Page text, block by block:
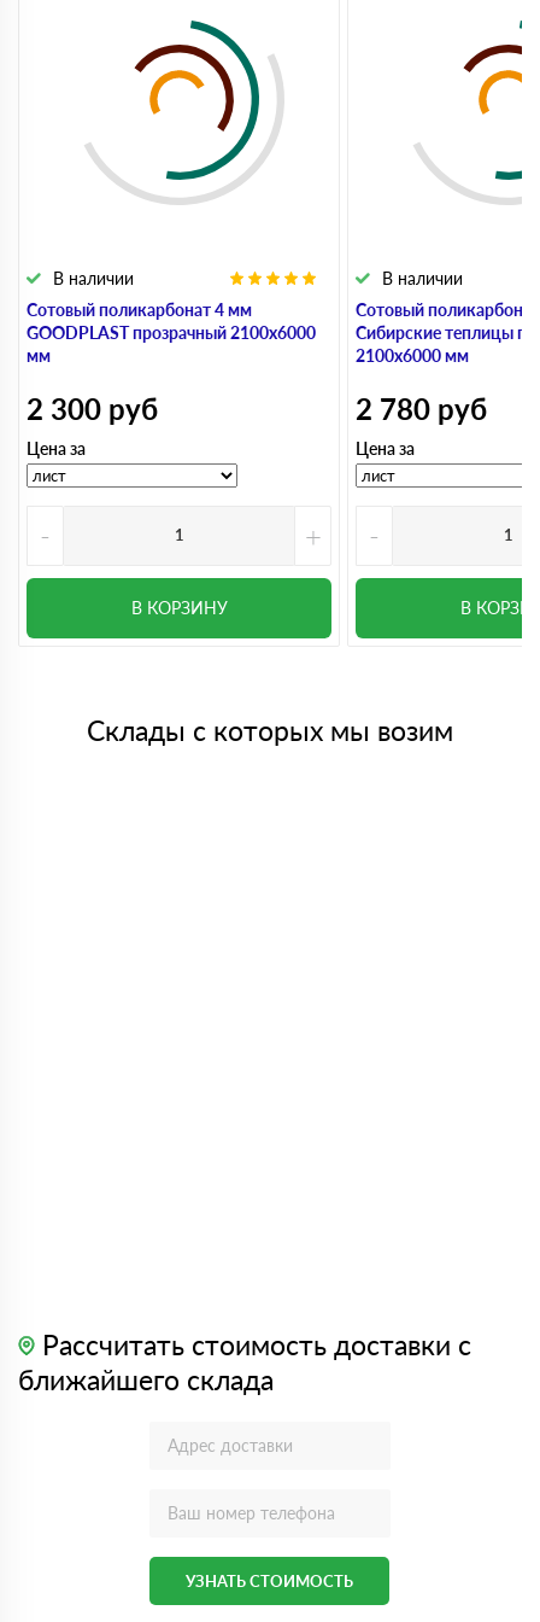
Сотовый поликарбонат 4 мм
GOODPLAST прозрачный 2100х6000
мм
В наличии
2 300 руб
Цена за
- +
В КОРЗИНУ
Сотовый
Сибирские теплицы
2100х6000 мм
В наличии
2 780 руб
Цена за
-
В
Склады с которых мы возим
Рассчитать стоимость доставки с
ближайшего склада
УЗНАТЬ СТОИМОСТЬ